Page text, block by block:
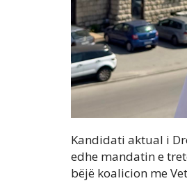
Kandidati aktual i
edhe mandatin e
bëjë koalicion me